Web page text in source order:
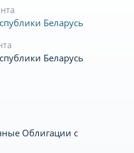
Беларусь
Беларусь
Облигации с